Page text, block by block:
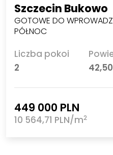
Szczecin Bukowo
GOTOWE DO
PÓŁNOC
Liczba pokoi
2
449 000 PLN
10 564,71 PLN/m2